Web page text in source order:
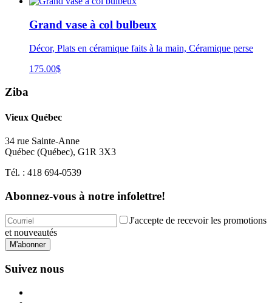
Grand vase à col bulbeux
Décor, Plats en céramique faits à la main, Céramique perse
175.00$
Ziba
Vieux Québec
34 rue Sainte-Anne
Québec (Québec), G1R 3X3
Tél. : 418 694-0539
Abonnez-vous à notre infolettre!
J'accepte de recevoir les promotions
et nouveautés
M'abonner
Suivez nous